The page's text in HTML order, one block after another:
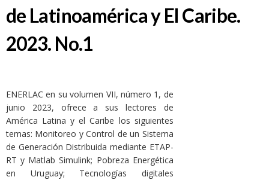
de Latinoamérica y El Caribe.
2023. No.1
ENERLAC en su volumen VII, número 1, de
junio 2023, ofrece a sus lectores de
América Latina y el Caribe los siguientes
temas: Monitoreo y Control de un Sistema
de Generación Distribuida mediante ETAP-
RT y Matlab Simulink; Pobreza Energética
en Uruguay; Tecnologías digitales